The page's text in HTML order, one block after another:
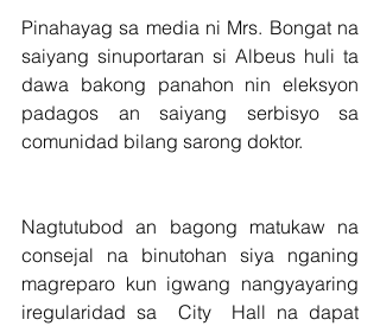
Pinahayag sa media ni Mrs. Bongat na
saiyang sinuportaran si Albeus huli ta
dawa bakong panahon nin eleksyon
padagos an saiyang serbisyo sa
comunidad bilang sarong doktor.
Nagtutubod an bagong matukaw na
consejal na binutohan siya nganing
magreparo kun igwang nangyayaring
iregularidad sa  City  Hall na dapat